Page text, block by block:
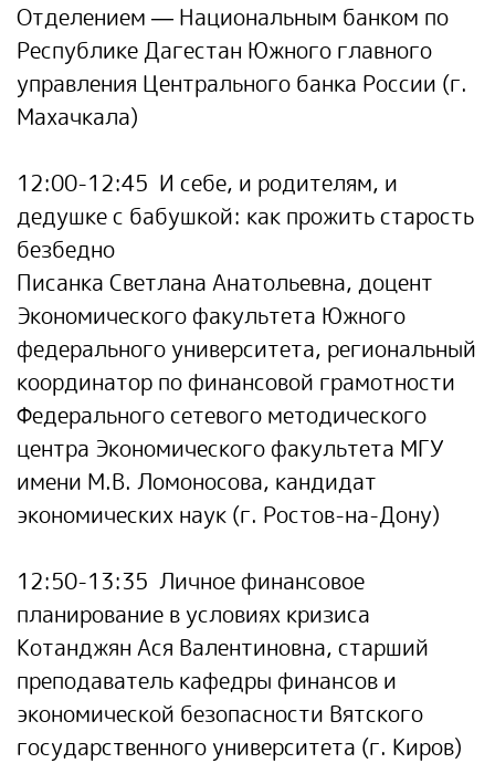
Отделением — Национальным банком по
Республике Дагестан Южного главного
управления Центрального банка России (г.
Махачкала)
12:00-12:45 И себе, и родителям, и
дедушке с бабушкой: как прожить старость
безбедно
Писанка Светлана Анатольевна, доцент
Экономического факультета Южного
федерального университета, региональный
координатор по финансовой грамотности
Федерального сетевого методического
центра Экономического факультета МГУ
имени М.В. Ломоносова, кандидат
экономических наук (г. Ростов-на-Дону)
12:50-13:35 Личное финансовое
планирование в условиях кризиса
Котанджян Ася Валентиновна, старший
преподаватель кафедры финансов и
экономической безопасности Вятского
государственного университета (г. Киров)